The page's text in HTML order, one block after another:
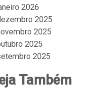
2026
2025
2025
2025
2025
Também